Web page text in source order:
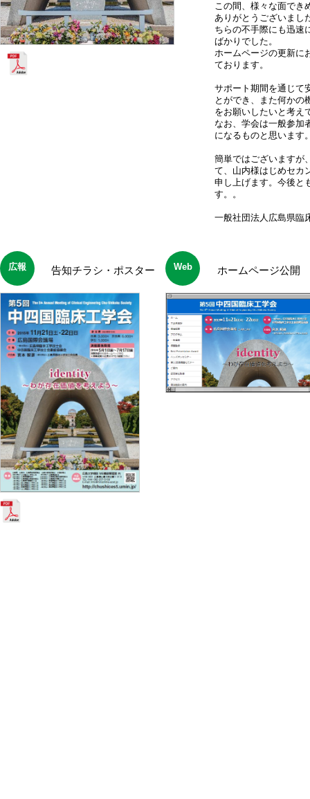
この間、様々な面でき
ありがとうございまし
ちらの不手際にも迅速
ばかりでした。
ホームページの更新に
ております。
サポート期間を通じて
とができ、また何かの
をお願いしたいと考え
なお、学会は一般参加
になるものと思います
簡単ではございますが
て、山内様はじめセカ
申し上げます。今後と
す。。
一般社団法人広島県
広報 告知チラシ・ポスター Web ホームページ公開